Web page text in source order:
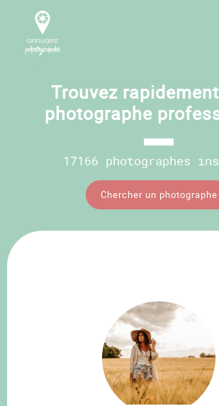
Trouvez
photographe
17166 photographes
Chercher un photographe